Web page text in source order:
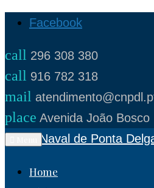
Skip
content
Facebook
call 296 308 380
call 916 782 318
mail
place Avenida João
Clube Naval de Ponta
Home